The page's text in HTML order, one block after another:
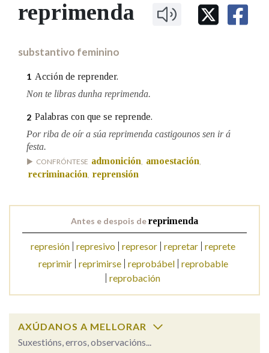
IDENTIDADE CORPORATIVA
MARCIAL DEL ADALID
FIGURAS HOMENAXEADAS
PORTAL DAS PALABRAS
Facebook
TwitterYoutubeInstagram
Bluesky
BUSCAR NOS LEMAS
Contén
Nas definicións
reprimenda
substantivo feminino
1 Acción de reprender.
Non te libras dunha reprimenda.
2 Palabras con que se reprende.
Por riba de oír a súa reprimenda castigounos sen ir á
festa.
CONFRÓNTESE admonición amoestación
recriminación reprensión
Antes e despois dereprimenda
represión represivo represor repretar reprete
reprimir
reprimirse reprobábel
reprobable
reprobación
AXÚDANOS A MELLORAR
Suxestións, erros, observacións...